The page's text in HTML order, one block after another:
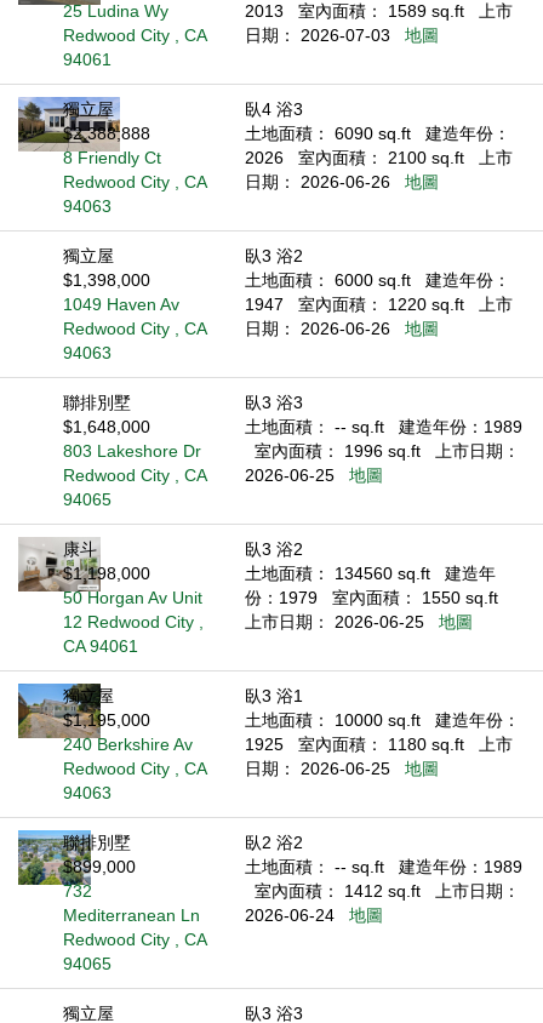
25 Ludina Wy
Redwood City , CA
94061
2013
室內面積： 1589 sq.ft
上市
日期： 2026-07-03
地圖
獨立屋
$2,388,888
8 Friendly Ct
Redwood City , CA
94063
臥4 浴3
土地面積： 6090 sq.ft
建造年份：
2026
室內面積： 2100 sq.ft
上市
日期： 2026-06-26
地圖
獨立屋
$1,398,000
1049 Haven Av
Redwood City , CA
94063
臥3 浴2
土地面積： 6000 sq.ft
建造年份：
1947
室內面積： 1220 sq.ft
上市
日期： 2026-06-26
地圖
聯排別墅
$1,648,000
803 Lakeshore Dr
Redwood City , CA
94065
臥3 浴3
土地面積： -- sq.ft
建造年份：1989
室內面積： 1996 sq.ft
上市日期：
2026-06-25
地圖
康斗
$1,198,000
50 Horgan Av Unit
12 Redwood City ,
CA 94061
臥3 浴2
土地面積： 134560 sq.ft
建造年
份：1979
室內面積： 1550 sq.ft
上市日期： 2026-06-25
地圖
獨立屋
$1,195,000
240 Berkshire Av
Redwood City , CA
94063
臥3 浴1
土地面積： 10000 sq.ft
建造年份：
1925
室內面積： 1180 sq.ft
上市
日期： 2026-06-25
地圖
聯排別墅
$899,000
732
Mediterranean Ln
Redwood City , CA
94065
臥2 浴2
土地面積： -- sq.ft
建造年份：1989
室內面積： 1412 sq.ft
上市日期：
2026-06-24
地圖
獨立屋 臥3 浴3